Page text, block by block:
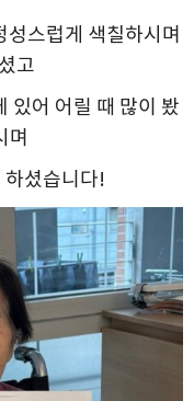
스럽게 색칠하시며
고
있어 어릴 때 많이 봤
며
하셨습니다!